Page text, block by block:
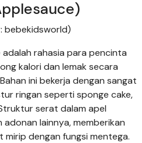
bebekidsworld)
rahasia para pencinta
kalori dan lemak secara
ini bekerja dengan sangat
ringan seperti sponge cake,
serat dalam apel
lainnya, memberikan
dengan fungsi mentega.